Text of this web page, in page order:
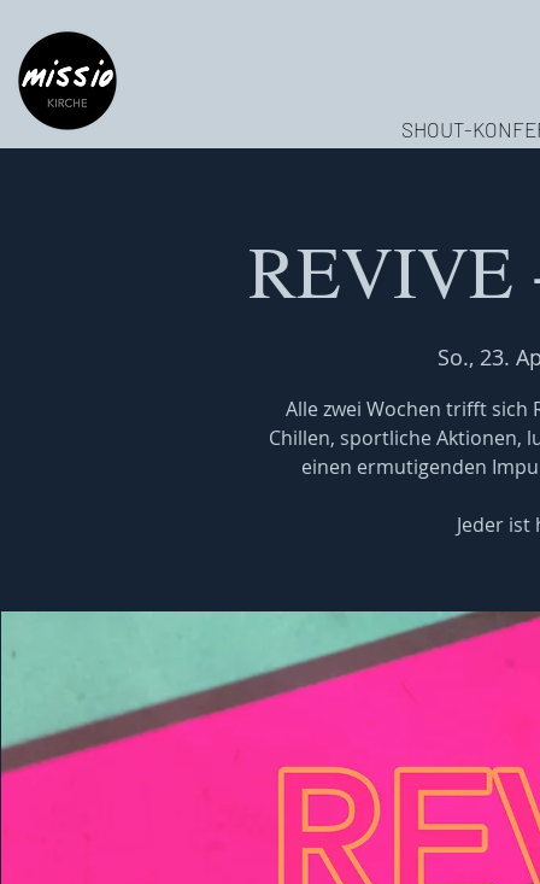
SHOUT-
REVIVE
So., 23.
Alle zwei Wochen trifft sich
Chillen, sportliche Aktionen,
einen ermutigenden
Jeder